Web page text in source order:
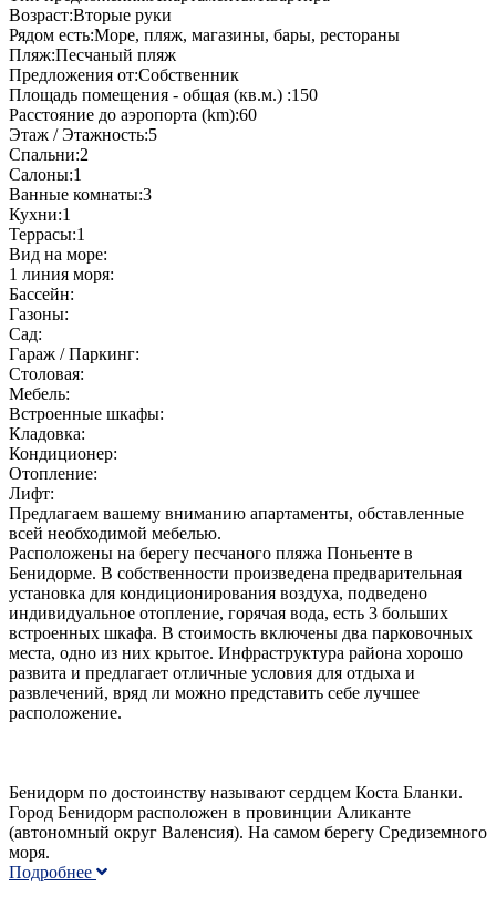
Возраст:Вторые руки
Рядом есть:Море, пляж, магазины, бары, рестораны
Пляж:Песчаный пляж
Предложения от:Собственник
Площадь помещения - общая (кв.м.) :150
Расстояние до аэропорта (km):60
Этаж / Этажность:5
Спальни:2
Салоны:1
Ванные комнаты:3
Кухни:1
Террасы:1
Вид на море:
1 линия моря:
Бассейн:
Газоны:
Сад:
Гараж / Паркинг:
Столовая:
Мебель:
Встроенные шкафы:
Кладовка:
Кондиционер:
Отопление:
Лифт:
Предлагаем вашему вниманию апартаменты, обставленные
всей необходимой мебелью.
Расположены на берегу песчаного пляжа Поньенте в
Бенидорме. В собственности произведена предварительная
установка для кондиционирования воздуха, подведено
индивидуальное отопление, горячая вода, есть 3 больших
встроенных шкафа. В стоимость включены два парковочных
места, одно из них крытое. Инфраструктура района хорошо
развита и предлагает отличные условия для отдыха и
развлечений, вряд ли можно представить себе лучшее
расположение.
Бенидорм по достоинству называют сердцем Коста Бланки.
Город Бенидорм расположен в провинции Аликанте
(автономный округ Валенсия). На самом берегу Средиземного
моря.
Подробнее